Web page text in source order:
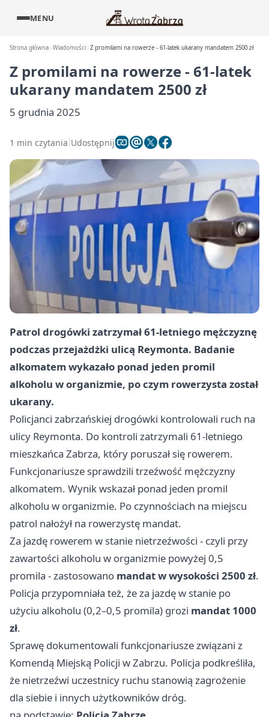
MENU
Strona główna Wiadomości Z promilami na rowerze - 61-latek ukarany mandatem 2500 zł
Z promilami na rowerze - 61-latek
ukarany mandatem 2500 zł
5 grudnia 2025
1 min czytania Udostępnij
Patrol drogówki zatrzymał 61-letniego mężczyznę
podczas przejażdżki ulicą Reymonta. Badanie
alkomatem wykazało ponad jeden promil
alkoholu w organizmie, po czym rowerzysta został
ukarany.
Policjanci zabrzańskiej drogówki kontrolowali ruch na
ulicy Reymonta. Do kontroli zatrzymali 61-letniego
mieszkańca Zabrza, który poruszał się rowerem.
Funkcjonariusze sprawdzili trzeźwość mężczyzny
alkomatem. Wynik wskazał ponad jeden promil
alkoholu w organizmie. Po czynnościach na miejscu
patrol nałożył na rowerzystę mandat.
Za jazdę rowerem w stanie nietrzeźwości - czyli przy
zawartości alkoholu w organizmie powyżej 0,5
promila - zastosowano mandat w wysokości 2500 zł.
Policja przypomniała też, że za jazdę w stanie po
użyciu alkoholu (0,2–0,5 promila) grozi mandat 1000
zł.
Sprawę dokumentowali funkcjonariusze związani z
Komendą Miejską Policji w Zabrzu. Policja podkreśliła,
że nietrzeźwi uczestnicy ruchu stanowią zagrożenie
dla siebie i innych użytkowników dróg.